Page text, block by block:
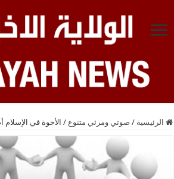
الرئيسية / صوتي ومرئي متنوع / الأخوة في الإسلام‏